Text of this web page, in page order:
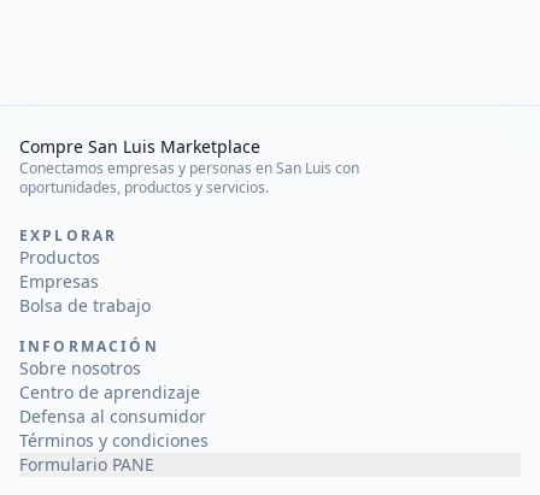
Compre San Luis Marketplace
Conectamos empresas y personas en San Luis con
oportunidades, productos y servicios.
EXPLORAR
Productos
Empresas
Bolsa de trabajo
INFORMACIÓN
Sobre nosotros
Centro de aprendizaje
Defensa al consumidor
Términos y condiciones
Formulario PANE